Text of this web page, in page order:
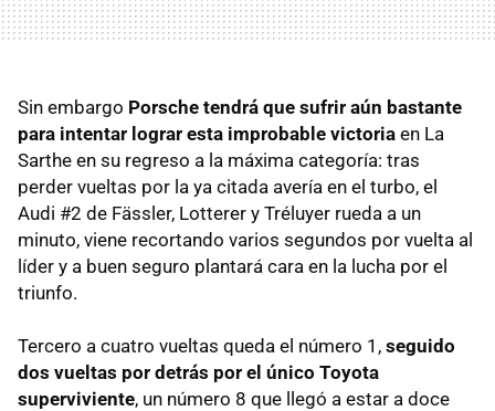
Sin embargo Porsche tendrá que sufrir aún bastante
para intentar lograr esta improbable victoria en La
Sarthe en su regreso a la máxima categoría: tras
perder vueltas por la ya citada avería en el turbo, el
Audi #2 de Fässler, Lotterer y Tréluyer rueda a un
minuto, viene recortando varios segundos por vuelta al
líder y a buen seguro plantará cara en la lucha por el
triunfo.
Tercero a cuatro vueltas queda el número 1, seguido
dos vueltas por detrás por el único Toyota
superviviente, un número 8 que llegó a estar a doce